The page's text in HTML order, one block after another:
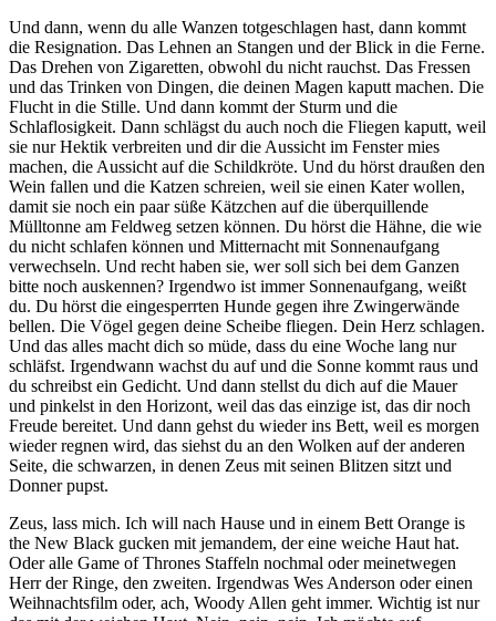
Und dann, wenn du alle Wanzen totgeschlagen hast, dann kommt
die Resignation. Das Lehnen an Stangen und der Blick in die Ferne.
Das Drehen von Zigaretten, obwohl du nicht rauchst. Das Fressen
und das Trinken von Dingen, die deinen Magen kaputt machen. Die
Flucht in die Stille. Und dann kommt der Sturm und die
Schlaflosigkeit. Dann schlägst du auch noch die Fliegen kaputt, weil
sie nur Hektik verbreiten und dir die Aussicht im Fenster mies
machen, die Aussicht auf die Schildkröte. Und du hörst draußen den
Wein fallen und die Katzen schreien, weil sie einen Kater wollen,
damit sie noch ein paar süße Kätzchen auf die überquillende
Mülltonne am Feldweg setzen können. Du hörst die Hähne, die wie
du nicht schlafen können und Mitternacht mit Sonnenaufgang
verwechseln. Und recht haben sie, wer soll sich bei dem Ganzen
bitte noch auskennen? Irgendwo ist immer Sonnenaufgang, weißt
du. Du hörst die eingesperrten Hunde gegen ihre Zwingerwände
bellen. Die Vögel gegen deine Scheibe fliegen. Dein Herz schlagen.
Und das alles macht dich so müde, dass du eine Woche lang nur
schläfst. Irgendwann wachst du auf und die Sonne kommt raus und
du schreibst ein Gedicht. Und dann stellst du dich auf die Mauer
und pinkelst in den Horizont, weil das das einzige ist, das dir noch
Freude bereitet. Und dann gehst du wieder ins Bett, weil es morgen
wieder regnen wird, das siehst du an den Wolken auf der anderen
Seite, die schwarzen, in denen Zeus mit seinen Blitzen sitzt und
Donner pupst.
Zeus, lass mich. Ich will nach Hause und in einem Bett Orange is
the New Black gucken mit jemandem, der eine weiche Haut hat.
Oder alle Game of Thrones Staffeln nochmal oder meinetwegen
Herr der Ringe, den zweiten. Irgendwas Wes Anderson oder einen
Weihnachtsfilm oder, ach, Woody Allen geht immer. Wichtig ist nur